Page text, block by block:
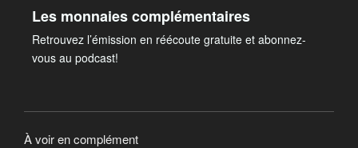
Les monnaies complémentaires
Retrouvez l’émission en réécoute gratuite et abonnez-
vous au podcast!
À voir en complément